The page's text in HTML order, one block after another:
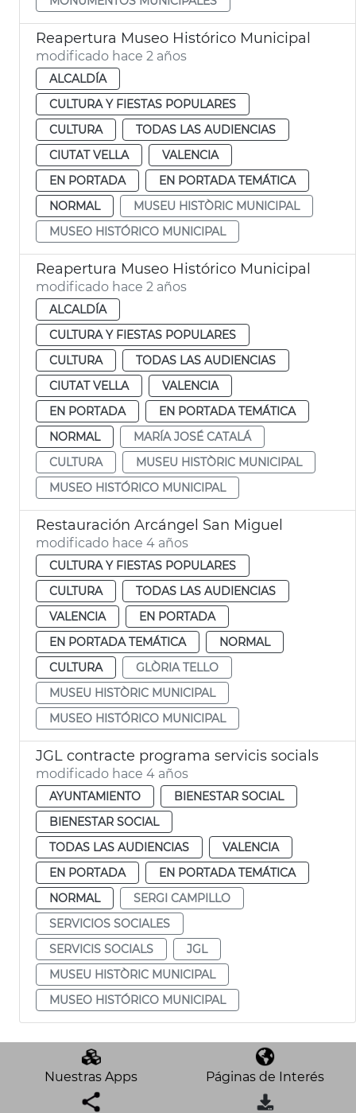
Reapertura Museo Histórico Municipal
modificado hace 2 años
ALCALDÍA
CULTURA Y FIESTAS POPULARES
CULTURA
TODAS LAS AUDIENCIAS
CIUTAT VELLA
VALENCIA
EN PORTADA
EN PORTADA TEMÁTICA
NORMAL
MUSEU HISTÒRIC MUNICIPAL
MUSEO HISTÓRICO MUNICIPAL
Reapertura Museo Histórico Municipal
modificado hace 2 años
ALCALDÍA
CULTURA Y FIESTAS POPULARES
CULTURA
TODAS LAS AUDIENCIAS
CIUTAT VELLA
VALENCIA
EN PORTADA
EN PORTADA TEMÁTICA
NORMAL
MARÍA JOSÉ CATALÁ
CULTURA
MUSEU HISTÒRIC MUNICIPAL
MUSEO HISTÓRICO MUNICIPAL
Restauración Arcángel San Miguel
modificado hace 4 años
CULTURA Y FIESTAS POPULARES
CULTURA
TODAS LAS AUDIENCIAS
VALENCIA
EN PORTADA
EN PORTADA TEMÁTICA
NORMAL
CULTURA
GLÒRIA TELLO
MUSEU HISTÒRIC MUNICIPAL
MUSEO HISTÓRICO MUNICIPAL
JGL contracte programa servicis socials
modificado hace 4 años
AYUNTAMIENTO
BIENESTAR SOCIAL
BIENESTAR SOCIAL
TODAS LAS AUDIENCIAS
VALENCIA
EN PORTADA
EN PORTADA TEMÁTICA
NORMAL
SERGI CAMPILLO
SERVICIOS SOCIALES
SERVICIS SOCIALS
JGL
MUSEU HISTÒRIC MUNICIPAL
MUSEO HISTÓRICO MUNICIPAL
Nuestras Apps Páginas de Interés